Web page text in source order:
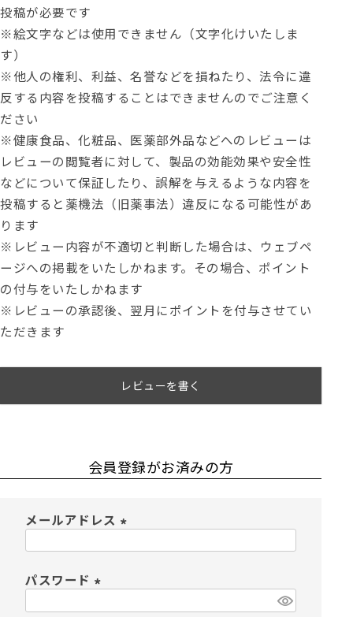
投稿が必要です
※絵文字などは使用できません（文字化けいたしま
す）
※他人の権利、利益、名誉などを損ねたり、法令に違
反する内容を投稿することはできませんのでご注意く
ださい
※健康食品、化粧品、医薬部外品などへのレビューは
レビューの閲覧者に対して、製品の効能効果や安全性
などについて保証したり、誤解を与えるような内容を
投稿すると薬機法（旧薬事法）違反になる可能性があ
ります
※レビュー内容が不適切と判断した場合は、ウェブペ
ージへの掲載をいたしかねます。その場合、ポイント
の付与をいたしかねます
※レビューの承認後、翌月にポイントを付与させてい
ただきます
レビューを書く
会員登録がお済みの方
メールアドレス
パスワード